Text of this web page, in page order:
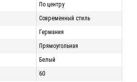
По центру
Современный стиль
Германия
Прямоугольная
Белый
60